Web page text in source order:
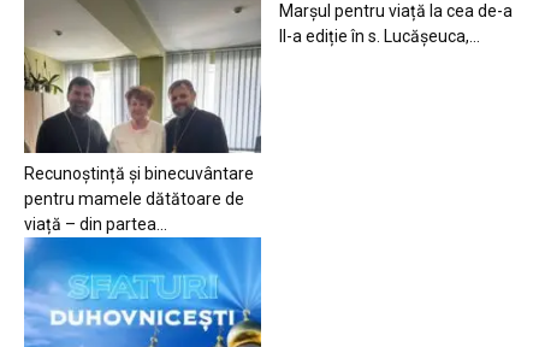
Recunoștință și binecuvântare
pentru mamele dătătoare de
viață – din partea...
Marșul pentru viață la cea de-a
II-a ediție în s. Lucășeuca,...